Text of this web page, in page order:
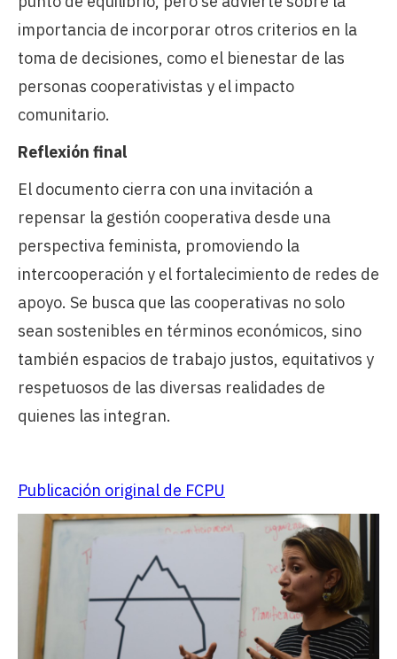
importancia de incorporar otros criterios en la
toma de decisiones, como el bienestar de las
personas cooperativistas y el impacto
comunitario.
Reflexión final
El documento cierra con una invitación a
repensar la gestión cooperativa desde una
perspectiva feminista, promoviendo la
intercooperación y el fortalecimiento de redes de
apoyo. Se busca que las cooperativas no solo
sean sostenibles en términos económicos, sino
también espacios de trabajo justos, equitativos y
respetuosos de las diversas realidades de
quienes las integran.
Publicación original de FCPU